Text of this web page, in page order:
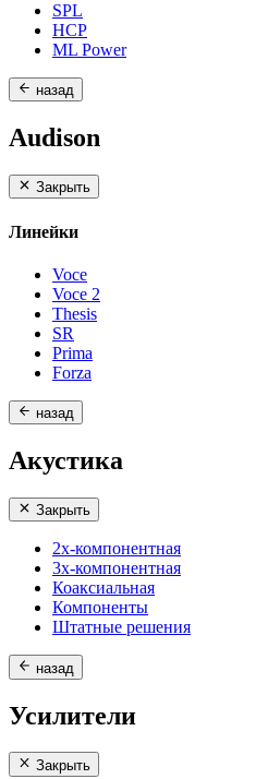
SPL
HCP
ML Power
назад
Audison
Закрыть
Линейки
Voce
Voce 2
Thesis
SR
Prima
Forza
назад
Акустика
Закрыть
2х-компонентная
3х-компонентная
Коаксиальная
Компоненты
Штатные решения
назад
Усилители
Закрыть